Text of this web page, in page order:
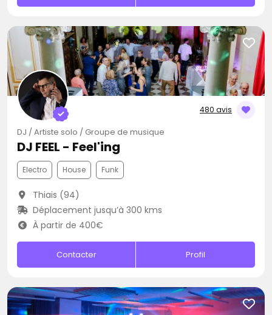
480 avis
DJ / Artiste solo / Groupe de musique
DJ FEEL - Feel'ing
Electro House Funk
Thiais (94)
Déplacement jusqu’à 300 kms
À partir de 400€
Contacter Profil